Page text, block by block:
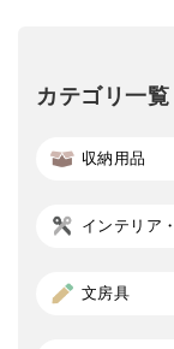
カテゴリ一覧
収納用品
インテリア
文房具